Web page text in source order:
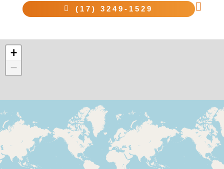
(17) 3249-1529
+
−